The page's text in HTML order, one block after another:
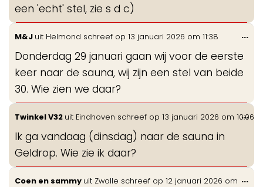
een 'echt' stel, zie s d c)
M&J uit Helmond schreef op 13 januari 2026 om 11:38
Donderdag 29 januari gaan wij voor de eerste
keer naar de sauna, wij zijn een stel van beide
30. Wie zien we daar?
...
Twinkel V32 uit Eindhoven schreef op 13 januari 2026 om 10:06
Ik ga vandaag (dinsdag) naar de sauna in
Geldrop. Wie zie ik daar?
...
Coen en sammy uit Zwolle schreef op 12 januari 2026 om ...